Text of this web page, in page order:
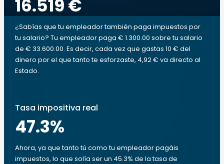
16.519 €
¿Sabías que tu empleador también paga impuestos por
tu salario? Tu empleador paga € 1.300.00 sobre tu salario
de € 33.600.00. Es decir, cada vez que gastas 10 € del
dinero por el que tanto te esforzaste, 4,92 € va directo al
Estado.
Tasa impositiva real
47.3%
Ahora, ya que tanto tú como tu empleador pagáis
impuestos, lo que solía ser un 45.3% de la tasa de